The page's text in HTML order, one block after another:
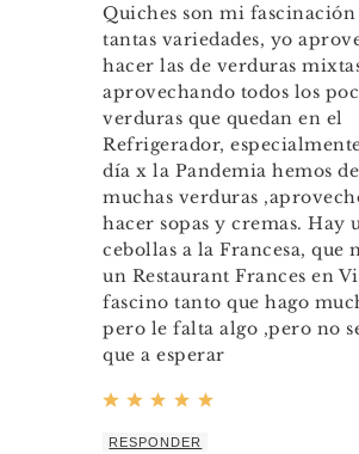
Quiches son mi
tantas variedades, yo
hacer las de verduras
aprovechando todos los
verduras que quedan en el
Refrigerador,
día x la Pandemia hemos
muchas verduras
hacer sopas y cremas. Hay
cebollas a la Francesa, que
un Restaurant Frances en
fascino tanto que hago
pero le falta algo ,pero no
que a esperar
RESPONDER